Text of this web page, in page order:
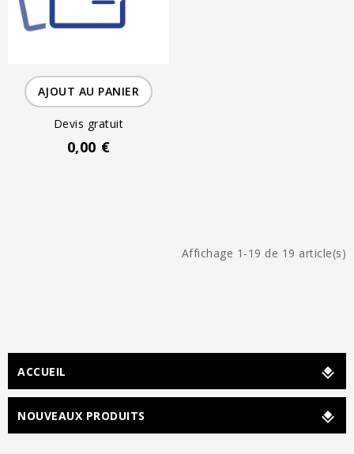
AJOUT AU PANIER
Devis gratuit
0,00 €
Affichage 1-19 de 19 article(s)
ACCUEIL
NOUVEAUX PRODUITS